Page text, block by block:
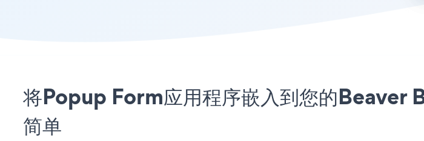
将Popup Form应用程序嵌入到您的
简单